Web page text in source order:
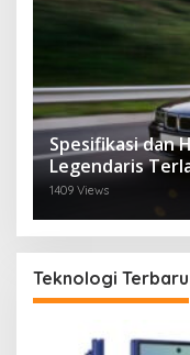
Spesifikasi dan
Legendaris
1409 Views
Teknologi Terbaru